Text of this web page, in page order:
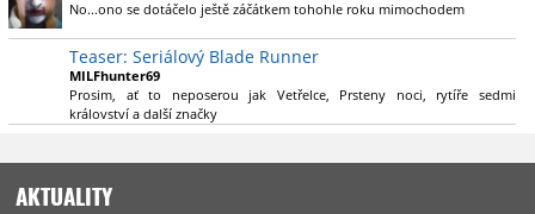
to
. Plus kudos za sázku na seriál a nikoliv film, snad tvůrci tu
No...ono se dotáčelo ještě záčátkem tohohle roku mimochodem
Teaser: Seriálový Blade Runner
MILFhunter69
Prosim, ať to neposerou jak Vetřelce, Prsteny noci, rytíře sedmi
království a další značky
AKTUALITY